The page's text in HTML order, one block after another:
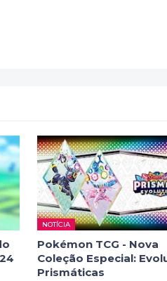
NOTÍCIA
Pokémon TCG - Nova
Coleção Especial:
Prismáticas